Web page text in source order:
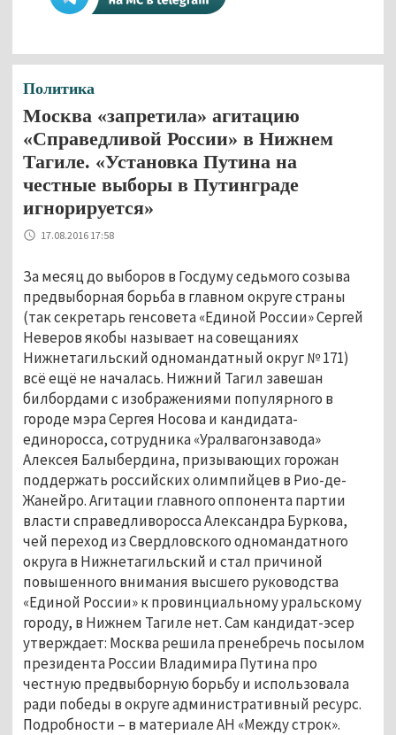
Политика
Москва «запретила» агитацию
«Справедливой России» в Нижнем
Тагиле. «Установка Путина на
честные выборы в Путинграде
игнорируется»
17.08.2016 17:58
За месяц до выборов в Госдуму седьмого созыва
предвыборная борьба в главном округе страны
(так секретарь генсовета «Единой России» Сергей
Неверов якобы называет на совещаниях
Нижнетагильский одномандатный округ № 171)
всё ещё не началась. Нижний Тагил завешан
билбордами с изображениями популярного в
городе мэра Сергея Носова и кандидата-
единоросса, сотрудника «Уралвагонзавода»
Алексея Балыбердина, призывающих горожан
поддержать российских олимпийцев в Рио-де-
Жанейро. Агитации главного оппонента партии
власти справедливоросса Александра Буркова,
чей переход из Свердловского одномандатного
округа в Нижнетагильский и стал причиной
повышенного внимания высшего руководства
«Единой России» к провинциальному уральскому
городу, в Нижнем Тагиле нет. Сам кандидат-эсер
утверждает: Москва решила пренебречь посылом
президента России Владимира Путина про
честную предвыборную борьбу и использовала
ради победы в округе административный ресурс.
Подробности – в материале АН «Между строк».